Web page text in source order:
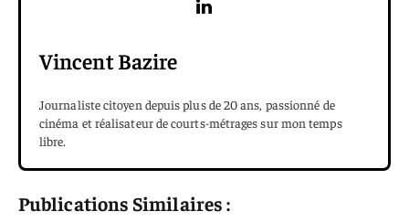
Vincent Bazire
Journaliste citoyen depuis plus de 20 ans, passionné de
cinéma et réalisateur de courts-métrages sur mon temps
libre.
Publications Similaires :